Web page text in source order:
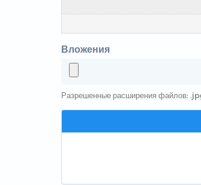
Вложения
Разрешенные расширения файлов: